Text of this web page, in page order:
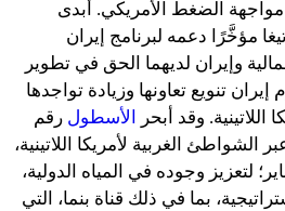
الضغط الأمريكي. أبدى
مؤخَّرًا دعمه لبرنامج إيران
وإيران لديهما الحق في تطوير
إيران تنويع تعاونها وزيادة تواجدها
وقد أبحر
الأسطول رقم
عبر الشواطئ الغربية لأمريكا اللاتينية،
لتعزيز وجوده في المياه الدولية،
بما في ذلك قناة بنما، التي